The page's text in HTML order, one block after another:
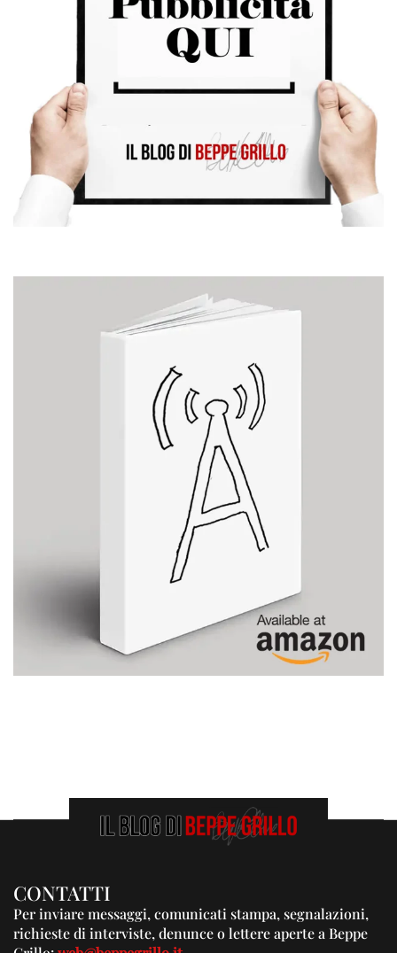
CONTATTI
Per inviare messaggi, comunicati stampa, segnalazioni,
richieste di interviste, denunce o lettere aperte a Beppe